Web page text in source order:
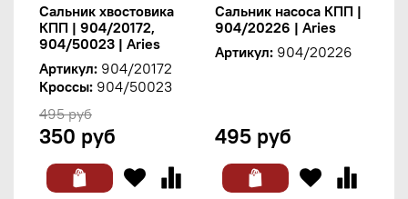
Сальник хвостовика
КПП | 904/20172,
904/50023 | Aries
Артикул: 904/20172
Кроссы: 904/50023
495 руб
350 руб
Сальник насоса КПП |
904/20226 | Aries
Артикул: 904/20226
495 руб